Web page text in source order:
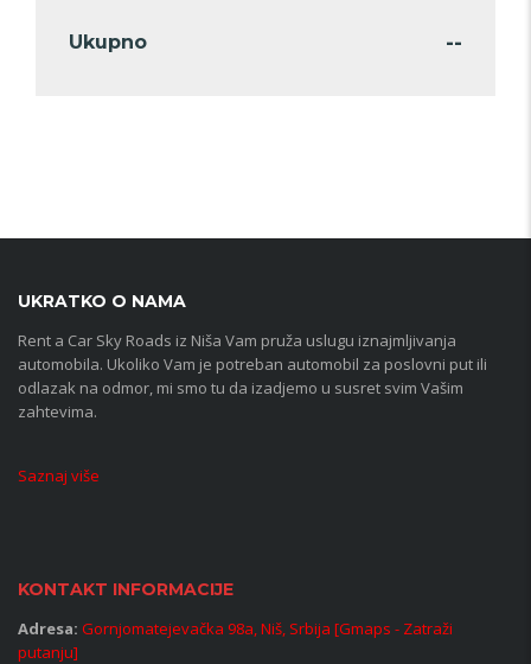
Ukupno --
UKRATKO O NAMA
Rent a Car Sky Roads iz Niša Vam pruža uslugu iznajmljivanja
automobila. Ukoliko Vam je potreban automobil za poslovni put ili
odlazak na odmor, mi smo tu da izadjemo u susret svim Vašim
zahtevima.
Saznaj više
KONTAKT INFORMACIJE
Adresa: Gornjomatejevačka 98a, Niš, Srbija [Gmaps - Zatraži
putanju]